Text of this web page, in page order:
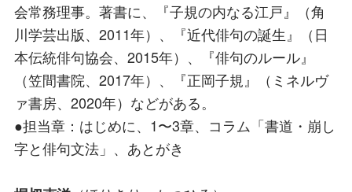
会常務理事。著書に、『子規の内なる江戸』（角
川学芸出版、2011年）、『近代俳句の誕生』（日
本伝統俳句協会、2015年）、『俳句のルール』
（笠間書院、2017年）、『正岡子規』（ミネルヴ
ァ書房、2020年）などがある。
●担当章：はじめに、1〜3章、コラム「書道・崩し
字と俳句文法」、あとがき